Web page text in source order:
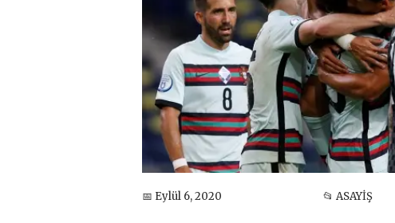
📅 Eylül 6, 2020 📂 ASAYİŞ